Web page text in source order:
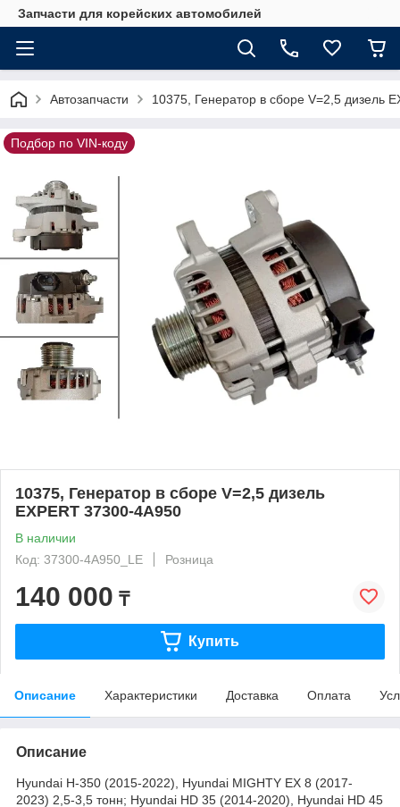
Запчасти для корейских автомобилей
Автозапчасти 10375, Генератор в сборе V=2,5 дизель
Подбор по VIN-коду
10375, Генератор в сборе V=2,5 дизель
EXPERT 37300-4A950
В наличии
Код: 37300-4A950_LE
Розница
140 000 ₸
Купить
Описание Характеристики Доставка Оплата
Описание
Hyundai H-350 (2015-2022), Hyundai MIGHTY EX 8 (2017-
2023) 2,5-3,5 тонн; Hyundai HD 35 (2014-2020), Hyundai HD 45